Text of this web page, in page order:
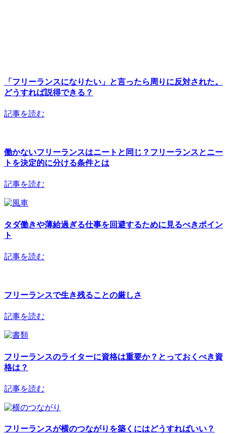
「フリーランスになりたい」と言ったら周りに反対された。
どうすれば説得できる？
記事を読む
働かないフリーランスはニートと同じ？フリーランスとニー
トを決定的に分ける条件とは
記事を読む
タダ働きや薄給過ぎる仕事を回避するために見るべきポイン
ト
記事を読む
フリーランスで生き残ることの厳しさ
記事を読む
フリーランスのライターに資格は重要か？とっておくべき資
格は？
記事を読む
フリーランスが横のつながりを築くにはどうすればいい？